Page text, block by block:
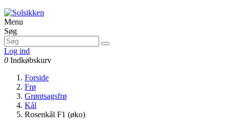
Menu
Søg
Log ind
0 Indkøbskurv
Forside
Frø
Grøntsagsfrø
Kål
Rosenkål F1 (øko)